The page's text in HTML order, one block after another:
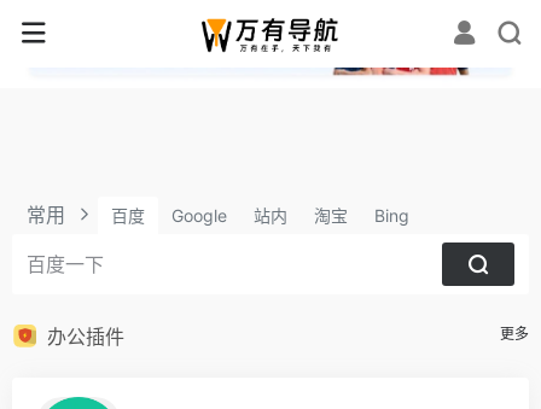
✕
常用 百度 Google 站内 淘宝 Bing
办公插件 更多